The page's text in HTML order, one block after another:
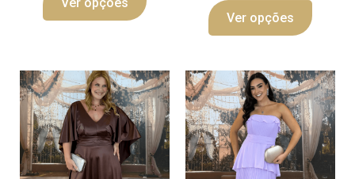
Ver opções